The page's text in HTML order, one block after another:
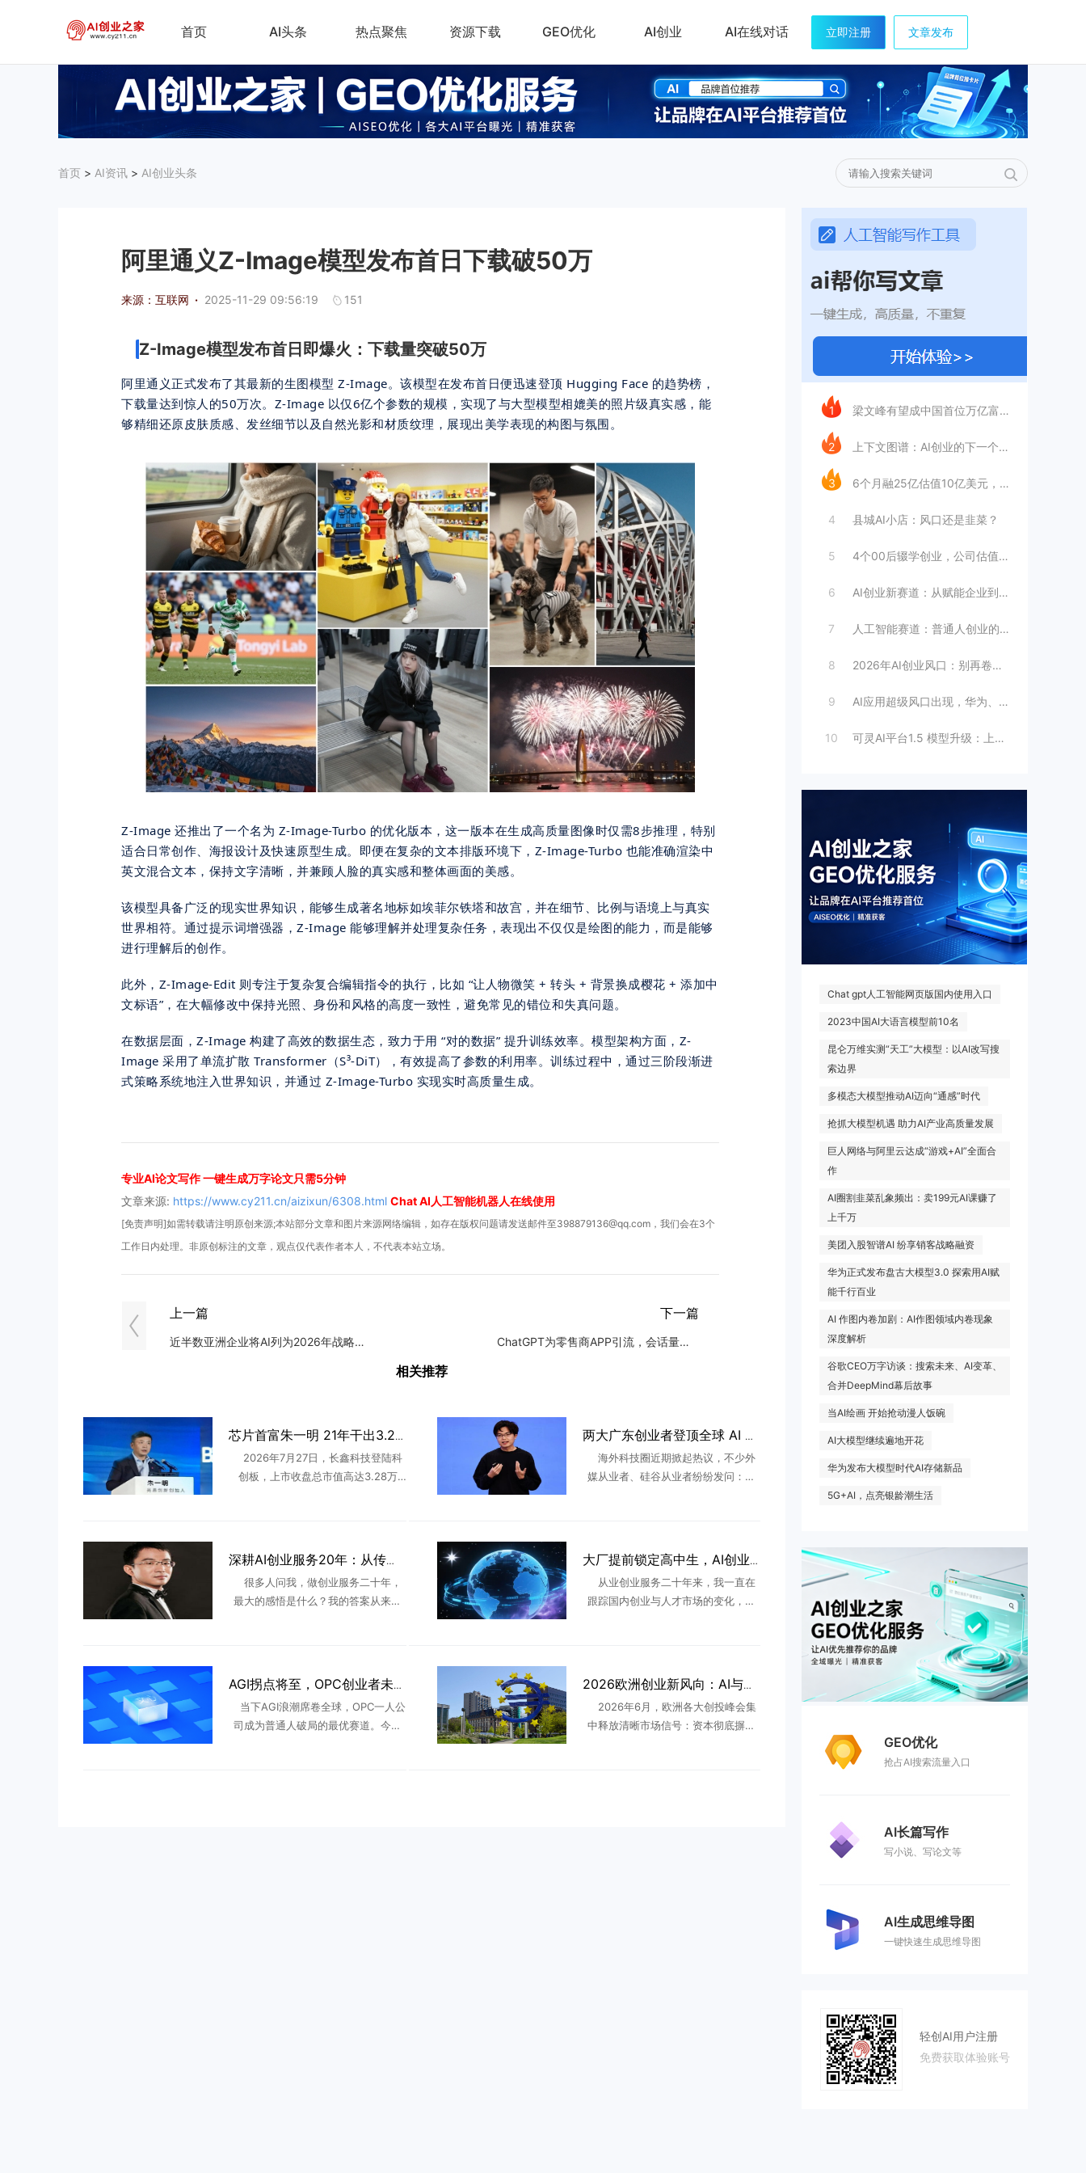
首页 AI头条 热点聚焦 资源下载 GEO优化 AI创业 AI在线对话 立即注册 文章发布
首页 > AI资讯 > AI创业头条
今日推荐
1 梁文峰有望成中国首位万亿富豪？AI理工男
2 上下文图谱：AI创业的下一个万亿赛道
3 6个月融25亿估值10亿美元，王长虎增长
4 县城AI小店：风口还是韭菜？
5 4个00后辍学创业，公司估值4099亿
6 AI创业新赛道：从赋能企业到赋能个人
7 人工智能赛道：普通人创业的合适选择
8 2026年AI创业风口：别再卷大模型
9 AI应用超级风口出现，华为、英伟达都入局
10 可灵AI平台1.5 模型升级：上线人脸模
Chat gpt人工智能网页版国内使用入口
2023中国AI大语言模型前10名
昆仑万维实测“天工”大模型：以AI改写搜
索边界
多模态大模型推动AI迈向“通感”时代
抢抓大模型机遇 助力AI产业高质量发展
巨人网络与阿里云达成“游戏+AI”全面合
作
AI圈割韭菜乱象频出：卖199元AI课赚了
上千万
美团入股智谱AI 纷享销客战略融资
华为正式发布盘古大模型3.0 探索用AI赋
能千行百业
AI 作图内卷加剧：AI作图领域内卷现象
深度解析
谷歌CEO万字访谈：搜索未来、AI变革、
合并DeepMind幕后故事
当AI绘画 开始抢动漫人饭碗
AI大模型继续遍地开花
华为发布大模型时代AI存储新品
5G+AI，点亮银龄潮生活
GEO优化
抢占AI搜索流量入口
AI长篇写作
写小说、写论文等
AI生成思维导图
一键快速生成思维导图
轻创AI用户注册
免费获取体验账号
阿里通义Z-Image模型发布首日下载破50万
来源：互联网 · 2025-11-29 09:56:19 151
Z-Image模型发布首日即爆火：下载量突破50万
阿里通义正式发布了其最新的生图模型 Z-Image。该模型在发布首日便迅速登顶 Hugging Face 的趋势榜，
下载量达到惊人的50万次。Z-Image 以仅6亿个参数的规模，实现了与大型模型相媲美的照片级真实感，能
够精细还原皮肤质感、发丝细节以及自然光影和材质纹理，展现出美学表现的构图与氛围。
Z-Image 还推出了一个名为 Z-Image-Turbo 的优化版本，这一版本在生成高质量图像时仅需8步推理，特别
适合日常创作、海报设计及快速原型生成。即便在复杂的文本排版环境下，Z-Image-Turbo 也能准确渲染中
英文混合文本，保持文字清晰，并兼顾人脸的真实感和整体画面的美感。
该模型具备广泛的现实世界知识，能够生成著名地标如埃菲尔铁塔和故宫，并在细节、比例与语境上与真实
世界相符。通过提示词增强器，Z-Image 能够理解并处理复杂任务，表现出不仅仅是绘图的能力，而是能够
进行理解后的创作。
此外，Z-Image-Edit 则专注于复杂复合编辑指令的执行，比如 “让人物微笑 + 转头 + 背景换成樱花 + 添加中
文标语”，在大幅修改中保持光照、身份和风格的高度一致性，避免常见的错位和失真问题。
在数据层面，Z-Image 构建了高效的数据生态，致力于用 “对的数据” 提升训练效率。模型架构方面，Z-
Image 采用了单流扩散 Transformer（S³-DiT），有效提高了参数的利用率。训练过程中，通过三阶段渐进
式策略系统地注入世界知识，并通过 Z-Image-Turbo 实现实时高质量生成。
专业AI论文写作 一键生成万字论文只需5分钟
文章来源: https://www.cy211.cn/aizixun/6308.html Chat AI人工智能机器人在线使用
[免责声明]如需转载请注明原创来源;本站部分文章和图片来源网络编辑，如存在版权问题请发送邮件至398879136@qq.com，我们会在3个
工作日内处理。非原创标注的文章，观点仅代表作者本人，不代表本站立场。
上一篇
近半数亚洲企业将AI列为2026年战略重点
下一篇
ChatGPT为零售商APP引流，会话量同比增长28%
相关推荐
芯片首富朱一明 21年干出3.28万亿市值，却把376亿分给员工
2026年7月27日，长鑫科技登陆科
创板，上市收盘总市值高达3.28万
两大广东创业者登顶全球 AI 赛道：两种创业路径，撑起国产大模型半边天
海外科技圈近期掀起热议，不少外
媒从业者、硅谷从业者纷纷发问：如
深耕AI创业服务20年：从传统互联网到新商业领跑者
很多人问我，做创业服务二十年，
最大的感悟是什么？我的答案从来不
大厂提前锁定高中生，AI创业改写年轻人出路
从业创业服务二十年来，我一直在
跟踪国内创业与人才市场的变化，今
AGI拐点将至，OPC创业者未来三年的时代红利
当下AGI浪潮席卷全球，OPC一人公
司成为普通人破局的最优赛道。今天
2026欧洲创业新风向：AI与工业硬科技成资本核心赛道
2026年6月，欧洲各大创投峰会集
中释放清晰市场信号：资本彻底摒弃